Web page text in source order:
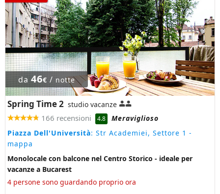
da 46€ / notte
Spring Time 2 studio vacanze
166 recensioni 4.8
Meraviglioso
Piazza Dell'Università: Str Academiei, Settore 1 -
mappa
Monolocale con balcone nel Centro Storico - ideale per
vacanze a Bucarest
4 persone sono guardando proprio ora